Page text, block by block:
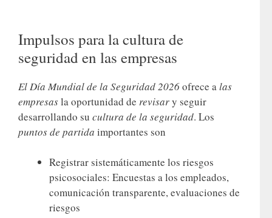
Impulsos para la cultura de
seguridad en las empresas
El Día Mundial de la Seguridad2026ofrece alas
empresasla oportunidad de revisary seguir
desarrollando su cultura de la seguridad. Los
puntos de partida importantes son
Registrar sistemáticamente los riesgos
psicosociales: Encuestas a los empleados,
comunicación transparente, evaluaciones de
riesgos